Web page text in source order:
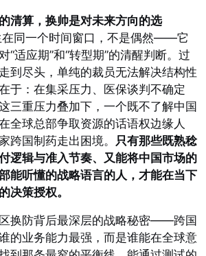
清算，换帅是对未来方向的选
在同一个时间窗口，不是偶然——它
“适应期”和“转型期”的清醒判断。过
到尽头，单纯的裁员无法解决结构性
于：在集采压力、医保谈判不确定
三重压力叠加下，一个既不了解中国
全球总部争取资源的话语权边缘人
跨国制药走出困境。 只有那些既熟稔
逻辑与准入节奏、又能将中国市场的
能听懂的战略语言的人，才能在当下
决策授权。
换防背后最深层的战略秘密——跨国
的业务能力最强，而是谁能在全球意